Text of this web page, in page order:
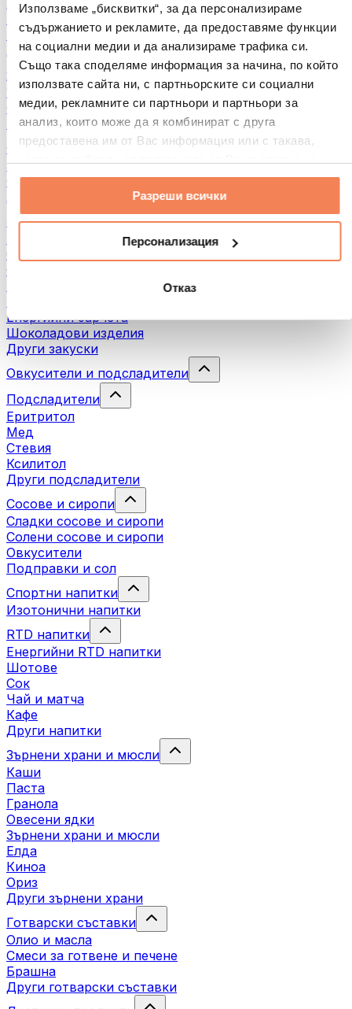
Използваме „бисквитки“, за да персонализираме
съдържанието и рекламите, да предоставяме функции
на социални медии и да анализираме трафика си.
Също така споделяме информация за начина, по който
използвате сайта ни, с партньорските си социални
медии, рекламните си партньори и партньори за
анализ, които може да я комбинират с друга
предоставена им от Вас информация или с такава,
услугите им.
Разреши всички
Персонализация
Отказ
Хляб и печива
Бобови култури
Други
Ядкови масла
100% Ядкови масла
Сладки ядкови масла
Протеинови ядкови масла
Суперхрани
Зелени суперхрани
Фибри
Други суперхрани
3акуски
Протеинови бaрове
Сушено месо
Сушени плодове
Енергийни барчета
Шоколадови изделия
Други закуски
Овкусители и подсладители
Подсладители
Еритритол
Мед
Стевия
Ксилитол
Други подсладители
Сосове и сиропи
Сладки сосове и сиропи
Солени сосове и сиропи
Овкусители
Подправки и сол
Спортни напитки
Изотонични напитки
RTD напитки
Енергийни RTD напитки
Шотове
Сок
Чай и матча
Кафе
Други напитки
Зърнени храни и мюсли
Каши
Паста
Гранола
Овесени ядки
Зърнени храни и мюсли
Елда
Киноа
Ориз
Други зърнени храни
Готварски съставки
Олио и масла
Смеси за готвене и печене
Брашна
Други готварски съставки